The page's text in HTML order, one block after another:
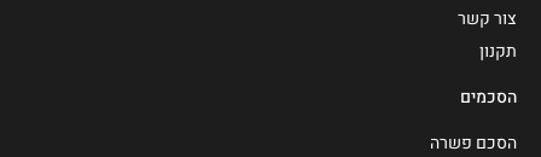
צור קשר
תקנון
הסכמים
הסכם פשרה